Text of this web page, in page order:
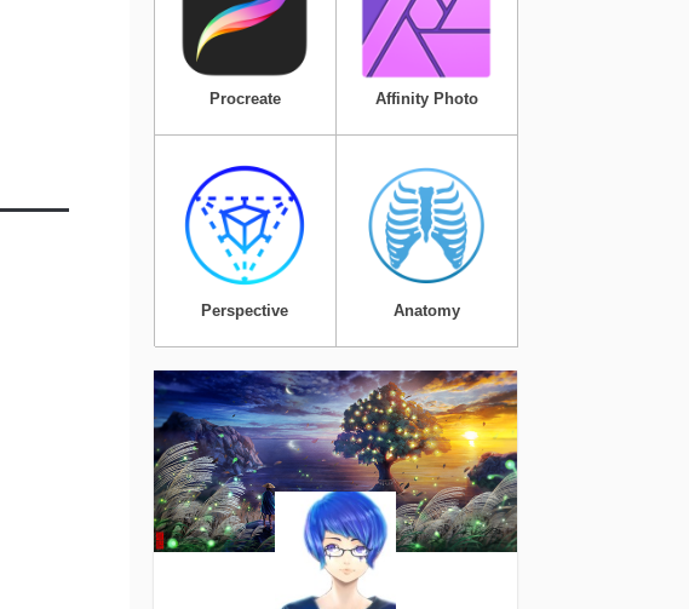
Procreate Affinity Photo
Perspective Anatomy